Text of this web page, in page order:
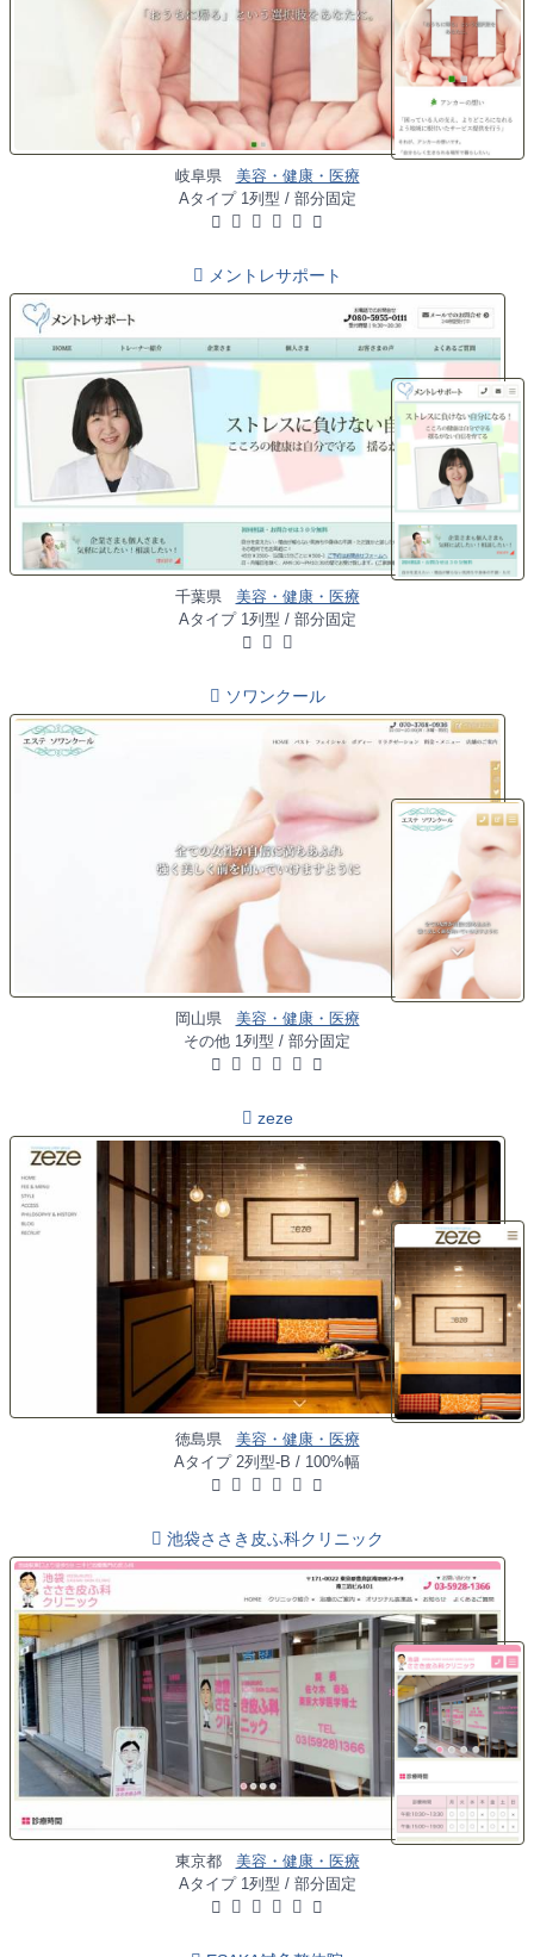
岐阜県
美容・健康・医療
Aタイプ 1列型 / 部分固定
メントレサポート
千葉県
美容・健康・医療
Aタイプ 1列型 / 部分固定
ソワンクール
岡山県
美容・健康・医療
その他 1列型 / 部分固定
zeze
徳島県
美容・健康・医療
Aタイプ 2列型-B / 100%幅
池袋ささき皮ふ科クリニック
東京都
美容・健康・医療
Aタイプ 1列型 / 部分固定